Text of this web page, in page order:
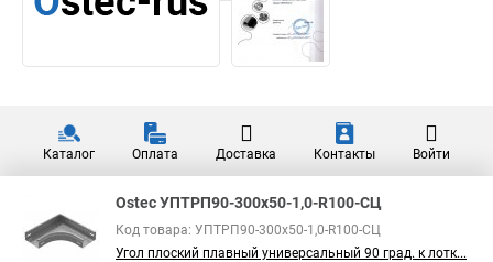
Каталог Оплата Доставка Контакты Войти
Ostec УПТРП90-300х50-1,0-R100-СЦ
Код товара: УПТРП90-300х50-1,0-R100-СЦ
Угол плоский плавный универсальный 90 град. к лотк...